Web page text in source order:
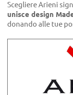
Scegliere Arieni
unisce design
donando alle tue